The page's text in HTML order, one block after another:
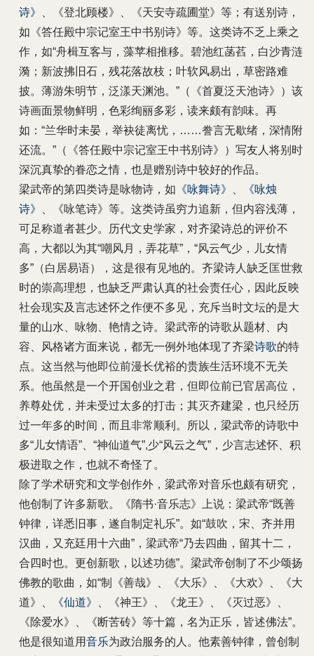
诗》
、《登北顾楼》、《天安寺疏圃堂》等；有送别诗，
如《答任殿中宗记室王中书别诗》等。这类诗不乏上乘之
作，如“舟楫互客与，藻苹相推移。碧池红菡萏，白沙青涟
漪；新波拂旧石，残花落故枝；叶软风易出，草密路难
披。薄游朱明节，泛漾天渊池。”（《首夏泛天池诗》）该
诗画面景物鲜明，色彩绚丽多彩，读来颇有韵味。再
如：“兰华时未晏，举袂徒离忧，……誊言无歇绪，深情附
还流。”（《答任殿中宗记室王中书别诗》）写友人将别时
深沉真挚的眷恋之情，也是赠别诗中较好的作品。
梁武帝的第四类诗是咏物诗，如 《咏舞诗》
《咏烛
诗》
、《咏笔诗》等。这类诗虽穷力追新，但内容浅薄，
可足称道者甚少。历代文史学家，对齐梁诗总的评价不
高，大都以为其“嘲风月，弄花草”，“风云气少，儿女情
多”（白居易语），这是很有见地的。齐梁诗人缺乏匡世救
时的崇高理想，也缺乏严肃认真的社会责任心，因此反映
社会现实及言志述怀之作便不多见，充斥当时文坛的是大
量的山水、咏物、艳情之诗。梁武帝的诗歌从题材、内
容、风格诸方面来说，都无一例外地体现了齐梁诗歌的特
点。这当然与他即位前漫长优裕的贵族生活环境不无关
系。他虽然是一个开国创业之君，但即位前已官居高位，
养尊处优，并未受过太多的打击；其灭齐建梁，也只经历
过一年多的时间，而且非常顺利。所以，梁武帝的诗歌中
多“儿女情语”、“神仙道气”,少“风云之气”，少言志述怀、积
极进取之作，也就不奇怪了。
除了学术研究和文学创作外，梁武帝对音乐也颇有研究，
他创制了许多新歌。《隋书·音乐志》上说：梁武帝“既善
钟律，详悉旧事，遂自制定礼乐”。如“鼓吹，宋、齐并用
汉曲，又充廷用十六曲”，梁武帝“乃去四曲，留其十二，
合四时也。更创新歌，以述功德”。梁武帝创制了不少颂扬
佛教的歌曲，如“制《善哉》、《大乐》、《大欢》、《大
道》、
《仙道》
、《神王》、《龙王》、《灭过恶》、
《除爱水》、《断苦砖》等十篇，名为正乐，皆述佛法”。
他是很知道用音乐为政治服务的人。他素善钟律，曾创制